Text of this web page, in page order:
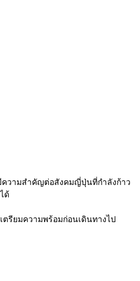
ความสำคัญต่อสังคมญี่ปุ่นที่กำลังก้าว
ด้
รียมความพร้อมก่อนเดินทางไป